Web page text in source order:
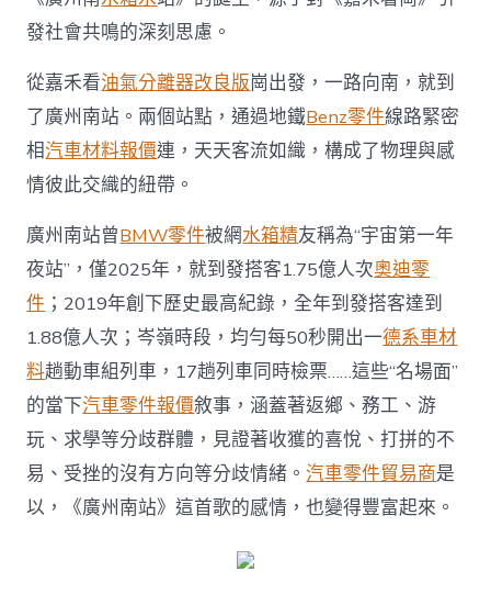
發社會共鳴的深刻思慮。
從嘉禾看油氣分離器改良版崗出發，一路向南，就到
了廣州南站。兩個站點，通過地鐵Benz零件線路緊密
相汽車材料報價連，天天客流如織，構成了物理與感
情彼此交織的紐帶。
廣州南站曾BMW零件被網水箱精友稱為“宇宙第一年
夜站”，僅2025年，就到發搭客1.75億人次奧迪零
件 ；2019年創下歷史最高紀錄，全年到發搭客達到
1.88億人次；岑嶺時段，均勻每50秒開出一德系車材
料趟動車組列車，17趟列車同時檢票……這些“名場面”
的當下汽車零件報價敘事，涵蓋著返鄉、務工、游
玩、求學等分歧群體，見證著收獲的喜悅、打拼的不
易、受挫的沒有方向等分歧情緒。汽車零件貿易商是
以，《廣州南站》這首歌的感情，也變得豐富起來。